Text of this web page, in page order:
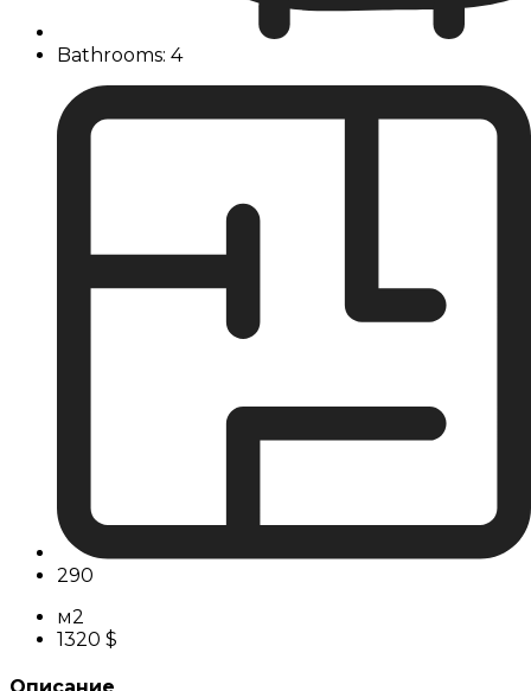
Bathrooms: 4
290
м2
1320 $